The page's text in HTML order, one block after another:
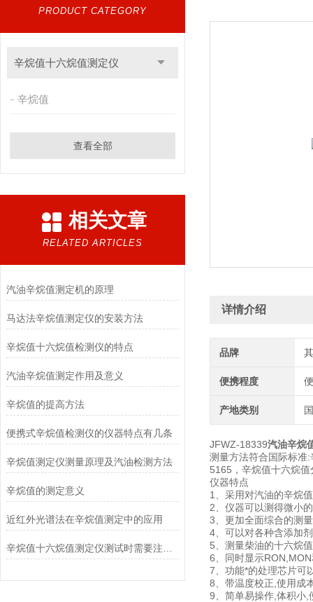
PRODUCT CATEGORY
辛烷值十六烷值测定仪
辛烷值
查看全部
相关文章
RELATED ARTICLES
汽油辛烷值测定机的原理
马达法辛烷值测定仪的安装方法
辛烷值十六烷值检测仪的特点
汽油辛烷值测定作用及意义
辛烷值的提高方法
便携式辛烷值检测仪的仪器特点有几条
辛烷值测定仪测量原理及汽油检测方法
辛烷值的测定意义
近红外光谱法在辛烷值测定中的应用
详情介绍
品牌
便携程度
产地类别
JFWZ-18339汽油辛烷
测量方法符合国际标准
5165，辛烷值十六烷
仪器特点
1、采用对汽油的辛烷
2、仪器可以测得微小
3、更加全面综合的测
4、可以对各种含添加
5、测量柴油的十六烷
6、同时显示
7、功能*的处理芯片可
8、带温度校正,使用成
9、简单易操作,体积小,